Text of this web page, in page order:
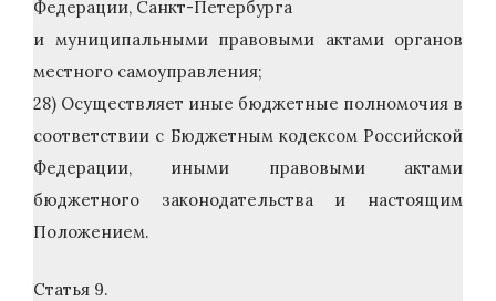
Федерации, Санкт-Петербурга
и муниципальными правовыми актами органов
местного самоуправления;
28) Осуществляет иные бюджетные полномочия в
соответствии с Бюджетным кодексом Российской
Федерации, иными правовыми актами
бюджетного законодательства и настоящим
Положением.
Статья 9.